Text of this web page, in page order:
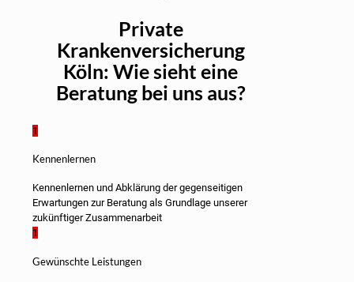
Private
Krankenversicherung
Köln: Wie sieht eine
Beratung bei uns aus?
1
Kennenlernen
Kennenlernen und Abklärung der gegenseitigen
Erwartungen zur Beratung als Grundlage unserer
zukünftiger Zusammenarbeit
1
Gewünschte Leistungen